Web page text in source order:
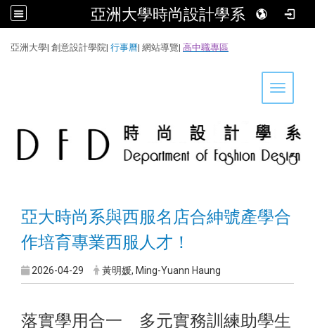
亞洲大學時尚設計學系
亞洲大學| 創意設計學院| 行事曆| 網站導覽| 高中職專區
Toggle
亞大時尚系與西服名店合紳號產學合
作培育專業西服人才！
2026-04-29 黃明媛, Ming-Yuann Haung
落實學用合一 多元實務訓練助學生